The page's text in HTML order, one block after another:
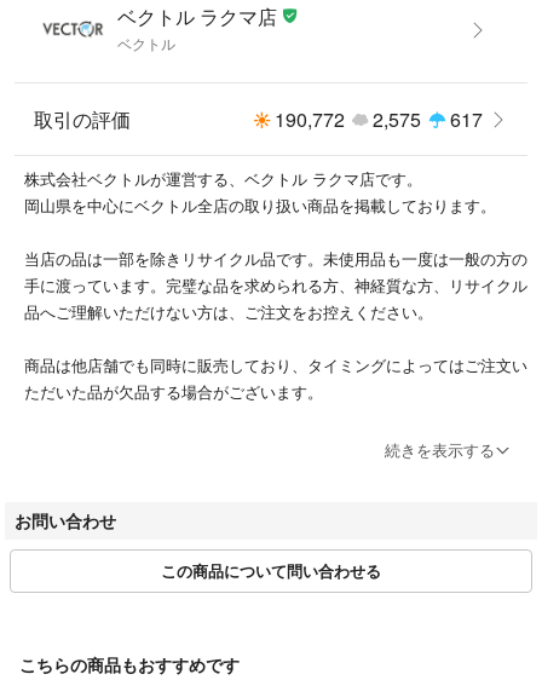
ベクトル ラクマ店
ベクトル
取引の評価 190,772 2,575 617
株式会社ベクトルが運営する、ベクトル ラクマ店です。
岡山県を中心にベクトル全店の取り扱い商品を掲載しております。
当店の品は一部を除きリサイクル品です。未使用品も一度は一般の方の
手に渡っています。完璧な品を求められる方、神経質な方、リサイクル
品へご理解いただけない方は、ご注文をお控えください。
商品は他店舗でも同時に販売しており、タイミングによってはご注文い
ただいた品が欠品する場合がございます。
ブランドによってサイズ表記方法が様々です。必ず実寸サイズをご確認
ましてはご容赦ください。
商品画像はできる限り現品を再現するよう心がけておりますが、ご利用
続きを表示する
お問い合わせ
この商品について問い合わせる
こちらの商品もおすすめです